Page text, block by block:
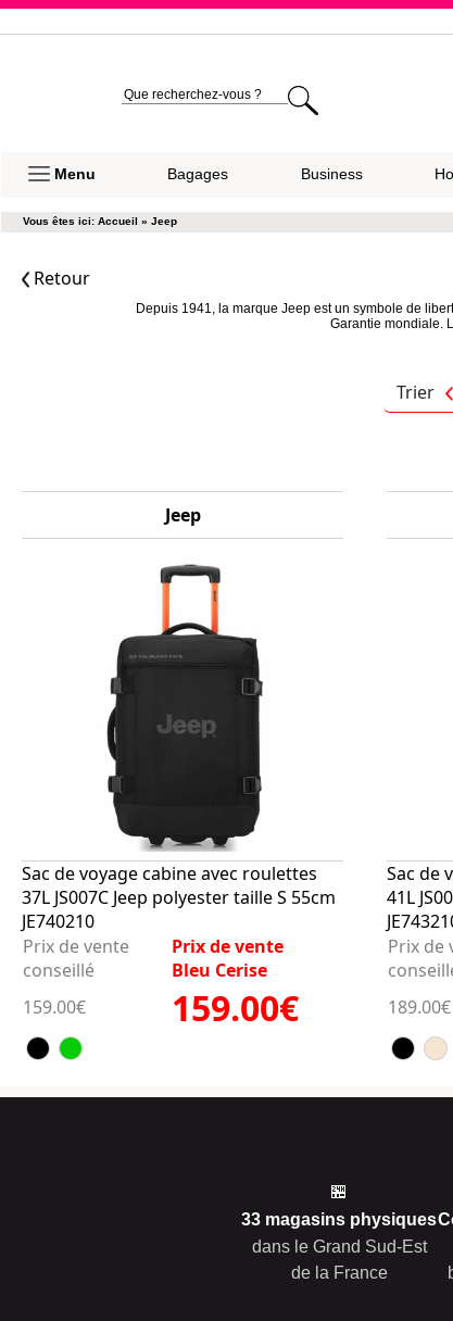
Menu Bagages Business
Vous êtes ici: Accueil » Jeep
Retour
Depuis 1941, la marque Jeep est un symbole de
Garantie mondiale.
Trier
Jeep
Sac de voyage cabine avec roulettes
37L JS007C Jeep polyester taille S 55cm
JE740210
Prix de vente
conseillé
Prix de vente
Bleu Cerise
159.00€
159.00€
Sac de
41L
Prix de
189.00€
🏪
33 magasins physiques
dans le Grand Sud-Est
de la France